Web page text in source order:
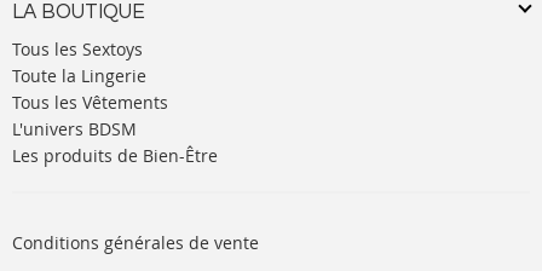
LA BOUTIQUE
Tous les Sextoys
Toute la Lingerie
Tous les Vêtements
L'univers BDSM
Les produits de Bien-Être
Conditions générales de vente